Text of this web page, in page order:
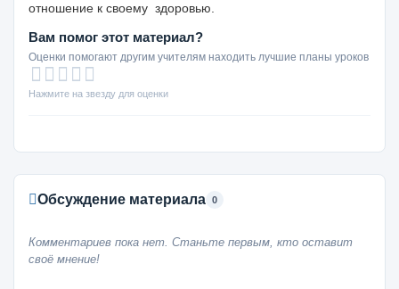
отношение к своему здоровью.
Вам помог этот материал?
Оценки помогают другим учителям находить лучшие планы уроков
Нажмите на звезду для оценки
Обсуждение материала 0
Комментариев пока нет. Станьте первым, кто оставит
своё мнение!